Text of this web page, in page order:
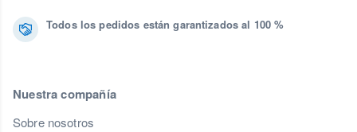
Todos los pedidos están garantizados al 100 %
Nuestra compañía
Sobre nosotros